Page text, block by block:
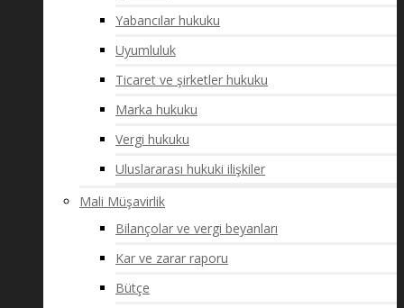
Yabancılar hukuku
Uyumluluk
Ticaret ve şirketler hukuku
Marka hukuku
Vergi hukuku
Uluslararası hukuki ilişkiler
Mali Müşavirlik
Bilançolar ve vergi beyanları
Kar ve zarar raporu
Bütçe